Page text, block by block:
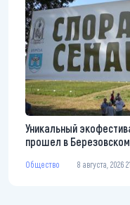
Уникальный
прошел в
Общество 8 августа, 2026